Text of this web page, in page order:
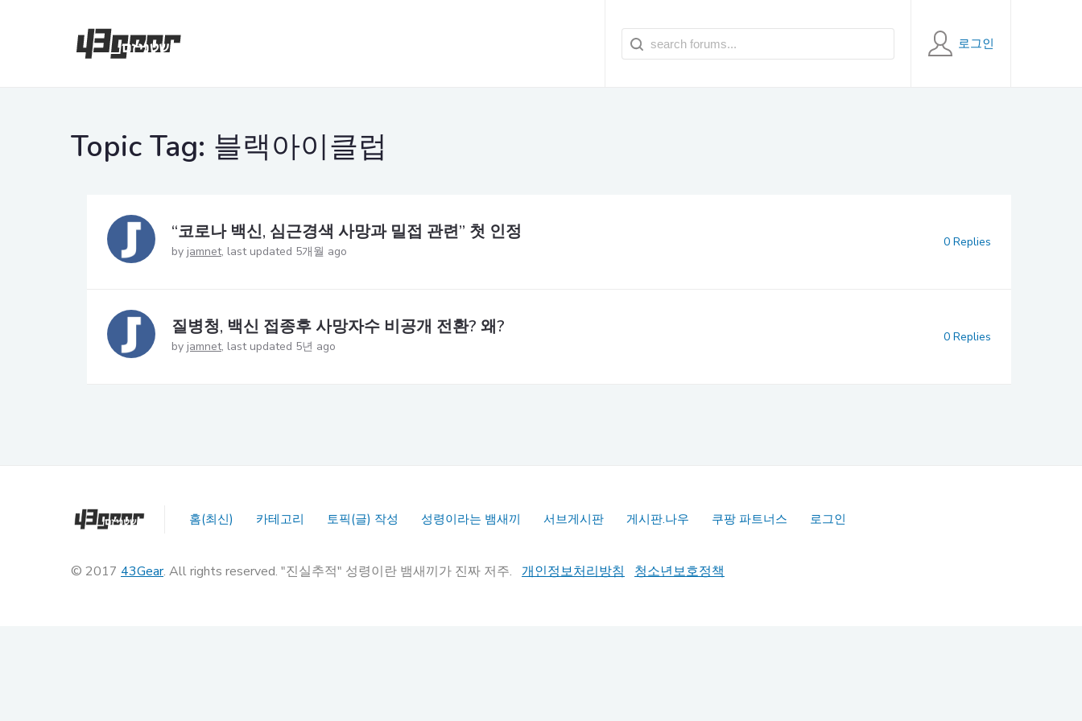
로그인
Topic Tag: 블랙아이클럽
“코로나 백신, 심근경색 사망과 밀접 관련” 첫 인정
by jamnet last updated 5개월 ago
0 Replies
질병청, 백신 접종후 사망자수 비공개 전환? 왜?
by jamnet last updated 5년 ago
0 Replies
홈(최신) 카테고리 토픽(글) 작성 성령이라는 뱀새끼 서브게시판 게시판.나우 쿠팡 파트너스 로그인
© 2017 43Gear. All rights reserved. "진실추적" 성령이란 뱀새끼가 진짜 저주. 개인정보처리방침 청소년보호정책